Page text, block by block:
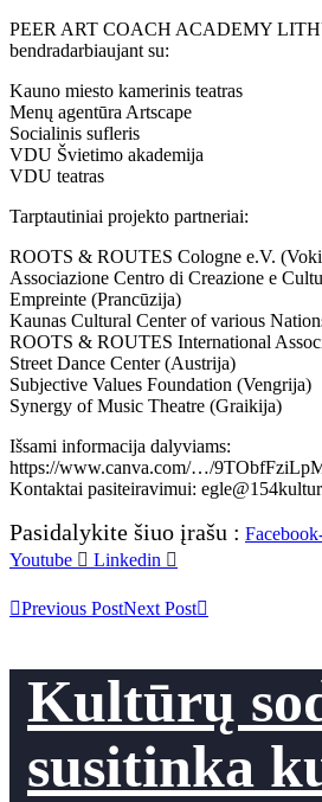
PEER ART COACH ACADEMY
bendradarbiaujant su:
Kauno miesto kamerinis teatras
Menų agentūra Artscape
Socialinis sufleris
VDU Švietimo akademija
VDU teatras
Tarptautiniai projekto partneriai:
ROOTS & ROUTES Cologne e.V.
Associazione Centro di Creazione e
Empreinte (Prancūzija)
Kaunas Cultural Center of various
ROOTS & ROUTES International
Street Dance Center (Austrija)
Subjective Values Foundation (Vengrija)
Synergy of Music Theatre (Graikija)
Išsami informacija dalyviams:
https://www.canva.com/…/
Kontaktai pasiteiravimui:
Pasidalykite šiuo įrašu :
Youtube
Linkedin
Previous PostNext Post
Kultūrų
susitinka